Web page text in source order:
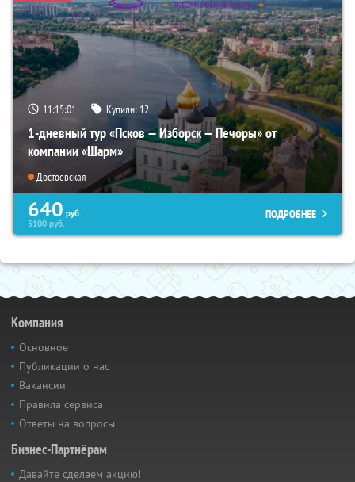
11:15:00 Купили:12
1-дневный тур «Псков — Изборск — Печоры» от
компании «Шарм»
Достоевская
640 руб.
5100руб.
ПОДРОБНЕЕ
Компания
Основное
Публикации о нас
Вакансии
Правила сервиса
Ответы на вопросы
Бизнес-Партнёрам
Давайте сделаем акцию!